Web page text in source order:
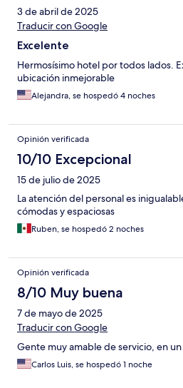
3 de abril de 2025
Traducir con Google
Excelente
Hermosísimo hotel por todos lados.
ubicación inmejorable
Alejandra, se hospedó 4 noches
Opinión verificada
10/10 Excepcional
15 de julio de 2025
La atención del personal es
cómodas y espaciosas
Ruben, se hospedó 2 noches
Opinión verificada
8/10 Muy buena
7 de mayo de 2025
Traducir con Google
Gente muy amable de servicio, en
Carlos Luis, se hospedó 1 noche